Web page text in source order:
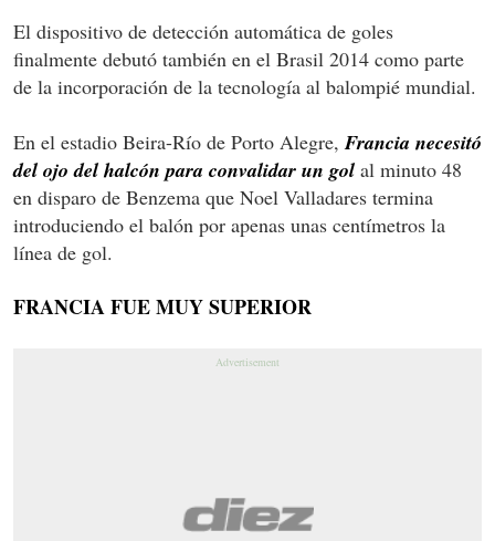
El dispositivo de detección automática de goles
finalmente debutó también en el Brasil 2014 como parte
de la incorporación de la tecnología al balompié mundial.
En el estadio Beira-Río de Porto Alegre, Francia necesitó
del ojo del halcón para convalidar un gol al minuto 48
en disparo de Benzema que Noel Valladares termina
introduciendo el balón por apenas unas centímetros la
línea de gol.
FRANCIA FUE MUY SUPERIOR